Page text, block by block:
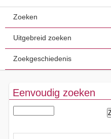
Zoeken
Uitgebreid zoeken
Zoekgeschiedenis
Eenvoudig zoeken